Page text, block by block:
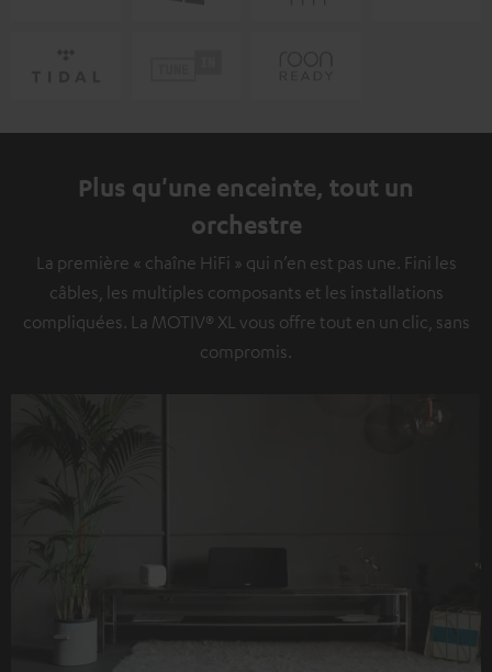
Plus qu'une enceinte, tout un
orchestre
La première « chaîne HiFi » qui n’en est pas une. Fini les
câbles, les multiples composants et les installations
compliquées. La MOTIV® XL vous offre tout en un clic, sans
compromis.